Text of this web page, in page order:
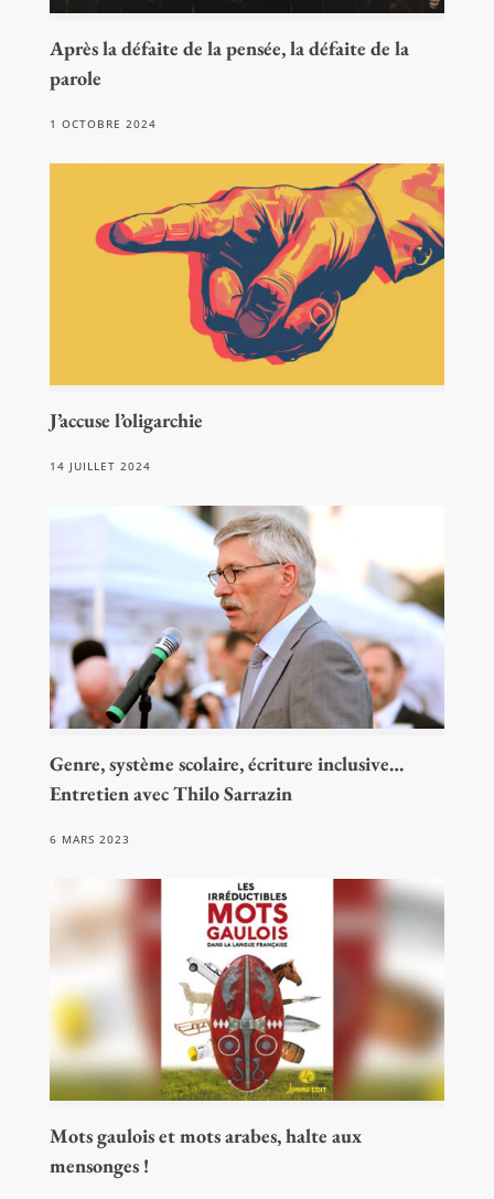
Après la défaite de la pensée, la défaite de la
parole
1 OCTOBRE 2024
J’accuse l’oligarchie
14 JUILLET 2024
Genre, système scolaire, écriture inclusive…
Entretien avec Thilo Sarrazin
6 MARS 2023
Mots gaulois et mots arabes, halte aux
mensonges !